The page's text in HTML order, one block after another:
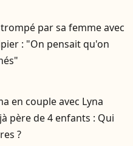
par sa femme avec
: "On pensait qu'on
en couple avec Lyna
père de 4 enfants : Qui
?